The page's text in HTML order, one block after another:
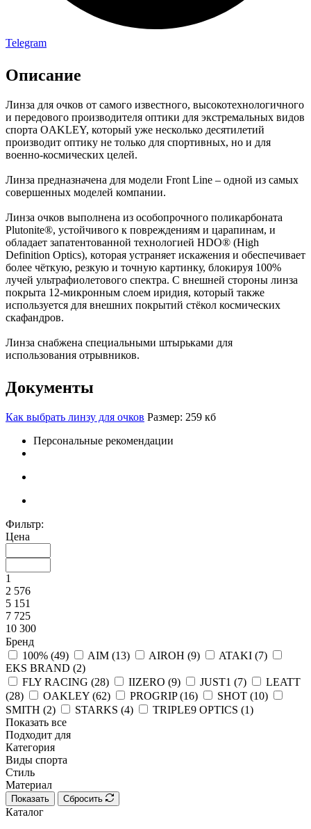
Telegram
Описание
Линза для очков от самого известного, высокотехнологичного
и передового производителя оптики для экстремальных видов
спорта OAKLEY, который уже несколько десятилетий
производит оптику не только для спортивных, но и для
военно-космических целей.
Линза предназначена для модели Front Line – одной из самых
совершенных моделей компании.
Линза очков выполнена из особопрочного поликарбоната
Plutonite®, устойчивого к повреждениям и царапинам, и
обладает запатентованной технологией HDO® (High
Definition Optics), которая устраняет искажения и обеспечивает
более чёткую, резкую и точную картинку, блокируя 100%
лучей ультрафиолетового спектра. С внешней стороны линза
покрыта 12-микронным слоем иридия, который также
используется для внешних покрытий стёкол космических
скафандров.
Линза снабжена специальными штырьками для
использования отрывников.
Документы
Как выбрать линзу для очков Размер: 259 кб
Персональные рекомендации
Фильтр:
Цена
1
2 576
5 151
7 725
10 300
Бренд
100% (49) AIM (13) AIROH (9) ATAKI (7)
EKS BRAND (2)
FLY RACING (28) IIZERO (9) JUST1 (7)
LEATT
(28) OAKLEY (62) PROGRIP (16) SHOT (10)
SMITH (2) STARKS (4) TRIPLE9 OPTICS (1)
Показать все
Подходит для
Категория
Виды спорта
Стиль
Материал
Показать Сбросить
Каталог